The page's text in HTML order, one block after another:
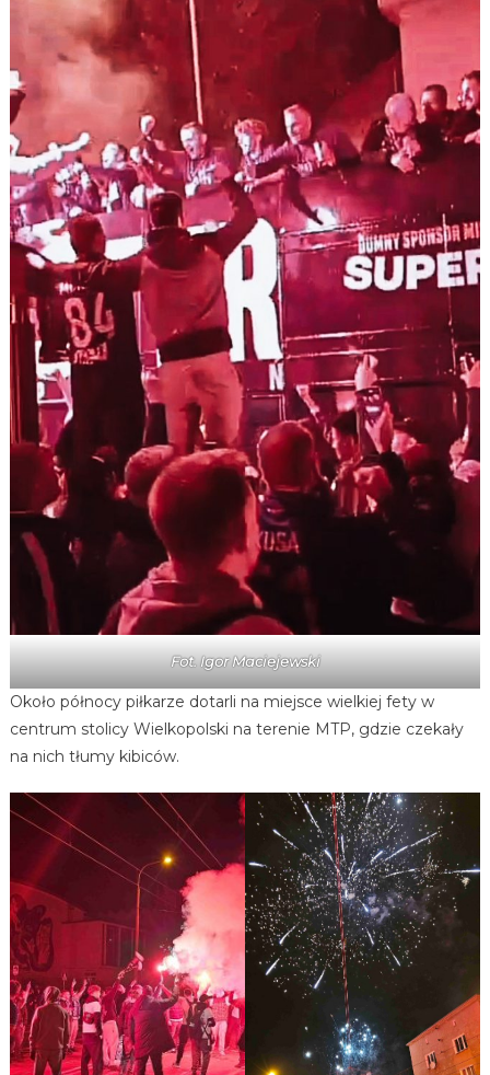
Fot. Igor Maciejewski
Około północy piłkarze dotarli na miejsce wielkiej fety w
centrum stolicy Wielkopolski na terenie MTP, gdzie czekały
na nich tłumy kibiców.